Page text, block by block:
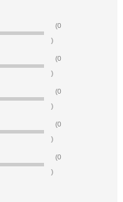
(0
)
(0
)
(0
)
(0
)
(0
)